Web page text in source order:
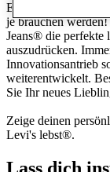
Ein Klassiker ab
je brauchen
Jeans® die perfekte
auszudrücken.
Innovationsantrieb
weiterentwickelt.
Sie Ihr neues
Zeige deinen
Levi's lebst®.